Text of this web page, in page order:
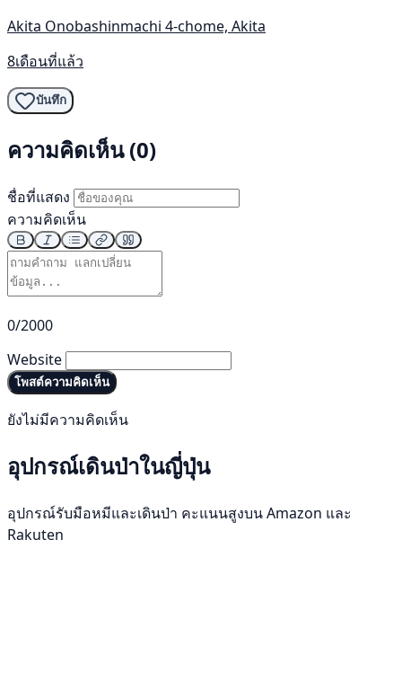
Akita Onobashinmachi 4-chome, Akita
8เดือนที่แล้ว
บันทึก
ความคิดเห็น (0)
ชื่อที่แสดง
ความคิดเห็น
0/2000
Website
โพสต์ความคิดเห็น
ยังไม่มีความคิดเห็น
อุปกรณ์เดินป่าในญี่ปุ่น
อุปกรณ์รับมือหมีและเดินป่า คะแนนสูงบน Amazon และ
Rakuten